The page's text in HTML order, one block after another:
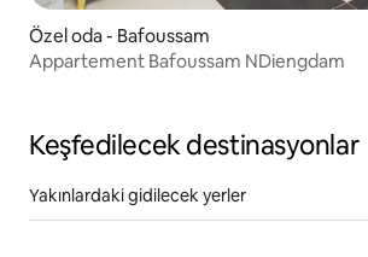
Özel oda - Bafoussam
Appartement Bafoussam NDiengdam
Keşfedilecek destinasyonlar
Yakınlardaki gidilecek yerler